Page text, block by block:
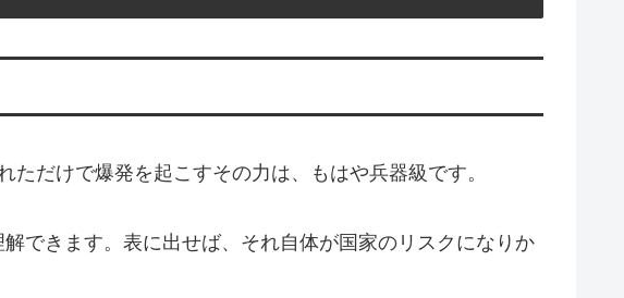
だけで爆発を起こすその力は、もはや兵器級です。
できます。表に出せば、それ自体が国家のリスクになりか